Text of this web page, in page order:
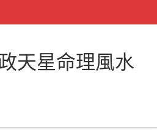
天星命理風水